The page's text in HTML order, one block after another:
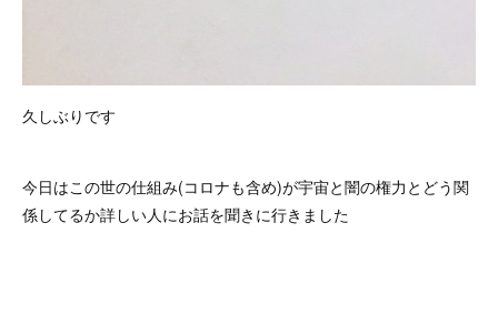
久しぶりです
今日はこの世の仕組み(コロナも含め)が宇宙と闇の権力とどう関
係してるか詳しい人にお話を聞きに行きました